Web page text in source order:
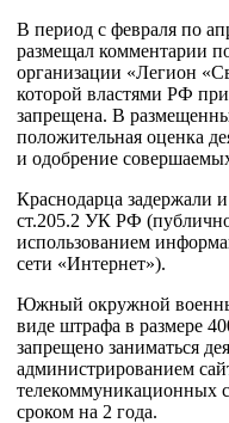
В период с февраля по
размещал комментарии
организации «Легион
которой властями РФ
запрещена. В
положительная оценка
и одобрение
Краснодарца задержали
ст.205.2 УК РФ
использованием
сети «Интернет»).
Южный окружной
виде штрафа в размере
запрещено заниматься
администрированием
телекоммуникационных
сроком на 2 года.